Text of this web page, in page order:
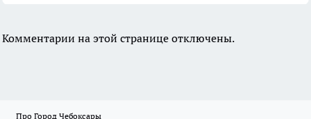
Комментарии на этой странице отключены.
Про Город Чебоксары